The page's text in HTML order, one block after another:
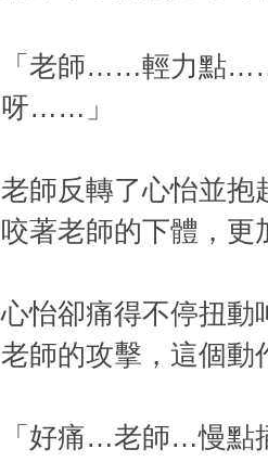
「老師……輕力點
呀……」
老師反轉了心怡並抱
咬著老師的下體，更
心怡卻痛得不停扭動
老師的攻擊，這個動
「好痛…老師…慢點